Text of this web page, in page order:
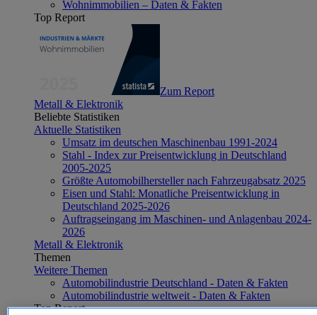
Wohnimmobilien – Daten & Fakten
Top Report
Zum Report
Metall & Elektronik
Beliebte Statistiken
Aktuelle Statistiken
Umsatz im deutschen Maschinenbau 1991-2024
Stahl - Index zur Preisentwicklung in Deutschland
2005-2025
Größte Automobilhersteller nach Fahrzeugabsatz 2025
Eisen und Stahl: Monatliche Preisentwicklung in
Deutschland 2025-2026
Auftragseingang im Maschinen- und Anlagenbau 2024-
2026
Metall & Elektronik
Themen
Weitere Themen
Automobilindustrie Deutschland - Daten & Fakten
Automobilindustrie weltweit - Daten & Fakten
Top Report